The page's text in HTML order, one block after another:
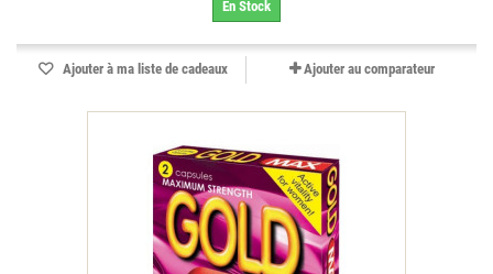
En Stock
Ajouter à ma liste de cadeaux Ajouter au comparateur